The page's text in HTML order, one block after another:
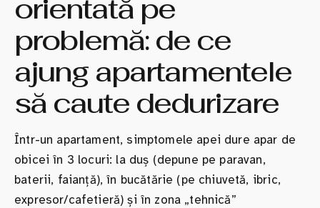
orientată pe
problemă: de ce
ajung apartamentele
să caute dedurizare
Într-un apartament, simptomele apei dure apar de
obicei în 3 locuri: la duș (depune pe paravan,
baterii, faianță), în bucătărie (pe chiuvetă, ibric,
expresor/cafetieră) și în zona „tehnică”